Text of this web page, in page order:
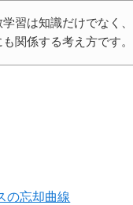
学習は知識だけでなく
関係する考え方です。
の忘却曲線